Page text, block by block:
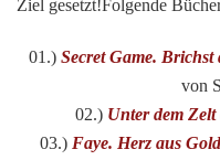
Ziel gesetzt!Folgende
01.) Secret Game.
von
02.) Unter dem Zelt
03.) Faye. Herz aus